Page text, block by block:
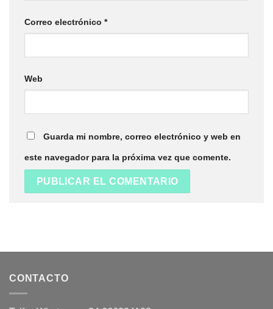
Correo electrónico *
Web
Guarda mi nombre, correo electrónico y web en
este navegador para la próxima vez que comente.
CONTACTO